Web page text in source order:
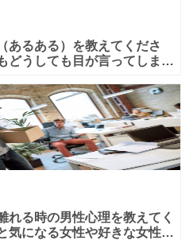
あるある）を教えてくださ
どうしても目が言ってしまう
場ではどの様な行動や特徴が
ションセンスが良い
れる時の男性心理を教えてく
気になる女性や好きな女性な